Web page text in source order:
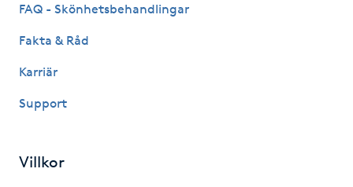
Naglar reparation
FAQ - Skönhetsbehandlingar
Fakta & Råd
Karriär
Support
Villkor